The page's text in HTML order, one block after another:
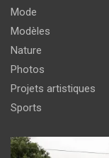
Mode
Modèles
Nature
Photos
Projets artistiques
Sports